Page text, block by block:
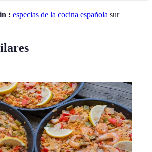
: especias de la cocina española sur